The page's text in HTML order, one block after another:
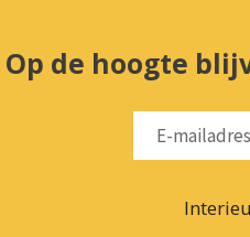
Op de hoogte